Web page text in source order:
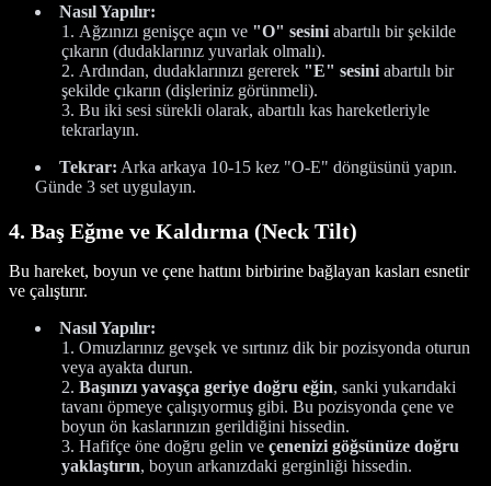
Nasıl Yapılır:
Ağzınızı genişçe açın ve "O" sesini abartılı bir şekilde
çıkarın (dudaklarınız yuvarlak olmalı).
Ardından, dudaklarınızı gererek "E" sesini abartılı bir
şekilde çıkarın (dişleriniz görünmeli).
Bu iki sesi sürekli olarak, abartılı kas hareketleriyle
tekrarlayın.
Tekrar: Arka arkaya 10-15 kez "O-E" döngüsünü yapın.
Günde 3 set uygulayın.
4. Baş Eğme ve Kaldırma (Neck Tilt)
Bu hareket, boyun ve çene hattını birbirine bağlayan kasları esnetir
ve çalıştırır.
Nasıl Yapılır:
Omuzlarınız gevşek ve sırtınız dik bir pozisyonda oturun
veya ayakta durun.
Başınızı yavaşça geriye doğru eğin, sanki yukarıdaki
tavanı öpmeye çalışıyormuş gibi. Bu pozisyonda çene ve
boyun ön kaslarınızın gerildiğini hissedin.
Hafifçe öne doğru gelin ve çenenizi göğsünüze doğru
yaklaştırın, boyun arkanızdaki gerginliği hissedin.